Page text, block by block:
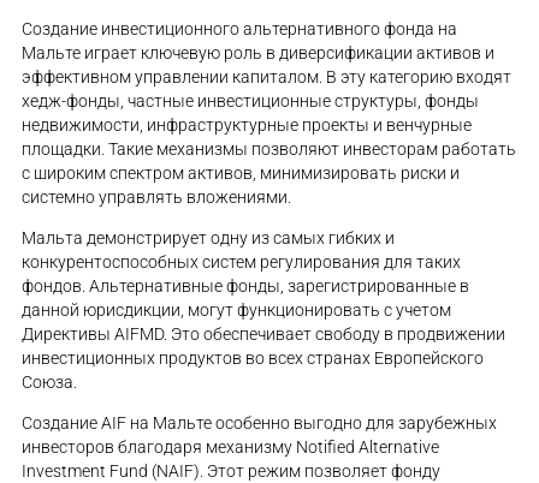
Создание инвестиционного альтернативного фонда на
Мальте играет ключевую роль в диверсификации активов и
эффективном управлении капиталом. В эту категорию входят
хедж-фонды, частные инвестиционные структуры, фонды
недвижимости, инфраструктурные проекты и венчурные
площадки. Такие механизмы позволяют инвесторам работать
с широким спектром активов, минимизировать риски и
системно управлять вложениями.
Мальта демонстрирует одну из самых гибких и
конкурентоспособных систем регулирования для таких
фондов. Альтернативные фонды, зарегистрированные в
данной юрисдикции, могут функционировать с учетом
Директивы AIFMD. Это обеспечивает свободу в продвижении
инвестиционных продуктов во всех странах Европейского
Союза.
Создание AIF на Мальте особенно выгодно для зарубежных
инвесторов благодаря механизму Notified Alternative
Investment Fund (NAIF). Этот режим позволяет фонду